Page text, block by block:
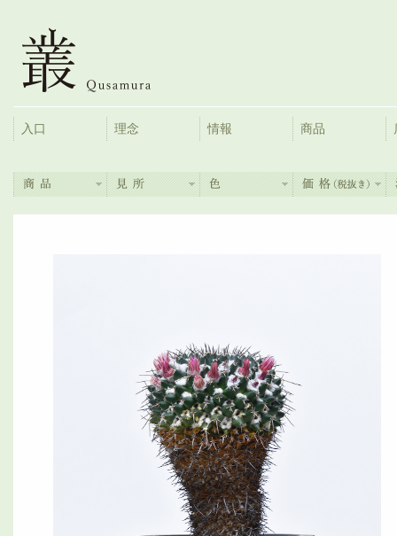
入口 理念 情報 商品